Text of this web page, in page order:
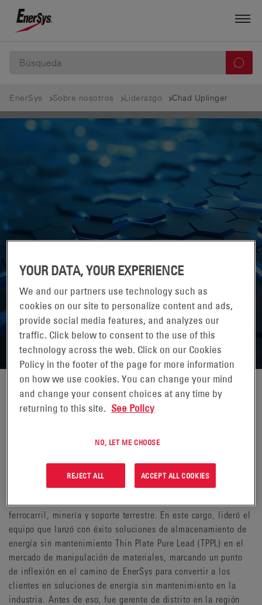
EnerSys Sobre nosotros Liderazgo Chad Uplinger
CHAD UPLINGER
Movilidad Industrial desde noviembre de 2023. Antes de eso,
Américas desde noviembre de 2017 hasta noviembre de 2023.
De abril de 2013 a noviembre de 2017, fue Director General de
ferrocarril, minería y soporte terrestre. En este cargo, lideró el
equipo que lanzó con éxito soluciones de almacenamiento de
energía sin mantenimiento Thin Plate Pure Lead (TPPL) en el
mercado de manipulación de materiales, marcando un punto
de inflexión en el camino de EnerSys para convertir a los
clientes en soluciones de energía sin mantenimiento en la
industria. Antes de eso, fue gerente de distrito en la región
YOUR DATA, YOUR EXPERIENCE
We and our partners use technology such as
cookies on our site to personalize content and ads,
provide social media features, and analyzes our
traffic. Click below to consent to the use of this
technology across the web. Click on our Cookies
Policy in the footer of the page for more information
on how we use cookies. You can change your mind
and change your consent choices at any time by
returning to this site. See Policy
NO, LET ME CHOOSE
REJECT ALL ACCEPT ALL COOKIES